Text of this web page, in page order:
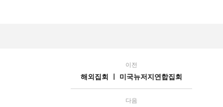
이전
해외집회 ㅣ 미국뉴저지연합집회
다음